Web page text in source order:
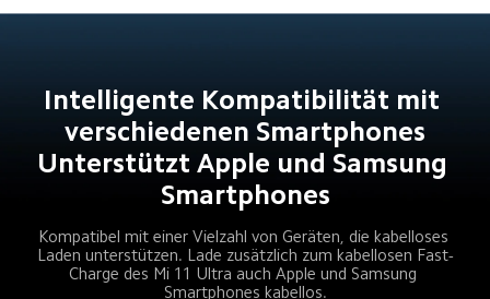
Intelligente Kompatibilität mit
verschiedenen Smartphones
Unterstützt Apple und Samsung
Smartphones
Kompatibel mit einer Vielzahl von Geräten, die kabelloses
Laden unterstützen. Lade zusätzlich zum kabellosen Fast-
Charge des Mi 11 Ultra auch Apple und Samsung
Smartphones kabellos.